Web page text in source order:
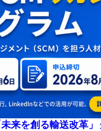
来を創る輸送改革